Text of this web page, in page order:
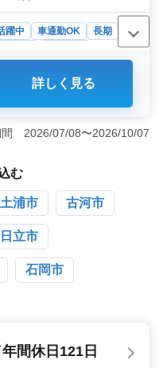
躍中 車通勤OK
長期
代・70代のベテラン人
祝日と夏季・年末年
ートと両立しながら長期
せるお仕事＞ 安全・
工管理経験を活かし、
料駐車場を利用した
り通勤負担を抑えられ
経験を活かして安定的
る環境です。
詳しく見る
間 2026/07/08〜2026/10/07
む
土浦市 古河市
日立市
石岡市
間休日121日